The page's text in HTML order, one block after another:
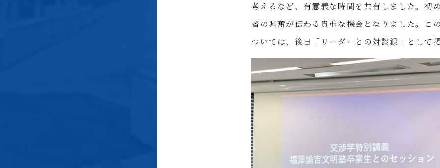
考えるなど、有意義な時間を共有しました。初
者の興奮が伝わる貴重な機会となりました。こ
ついては、後日「リーダーとの対談録」として